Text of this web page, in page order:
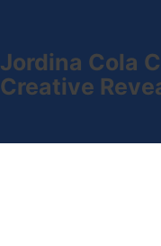
Jordina Cola
Creative